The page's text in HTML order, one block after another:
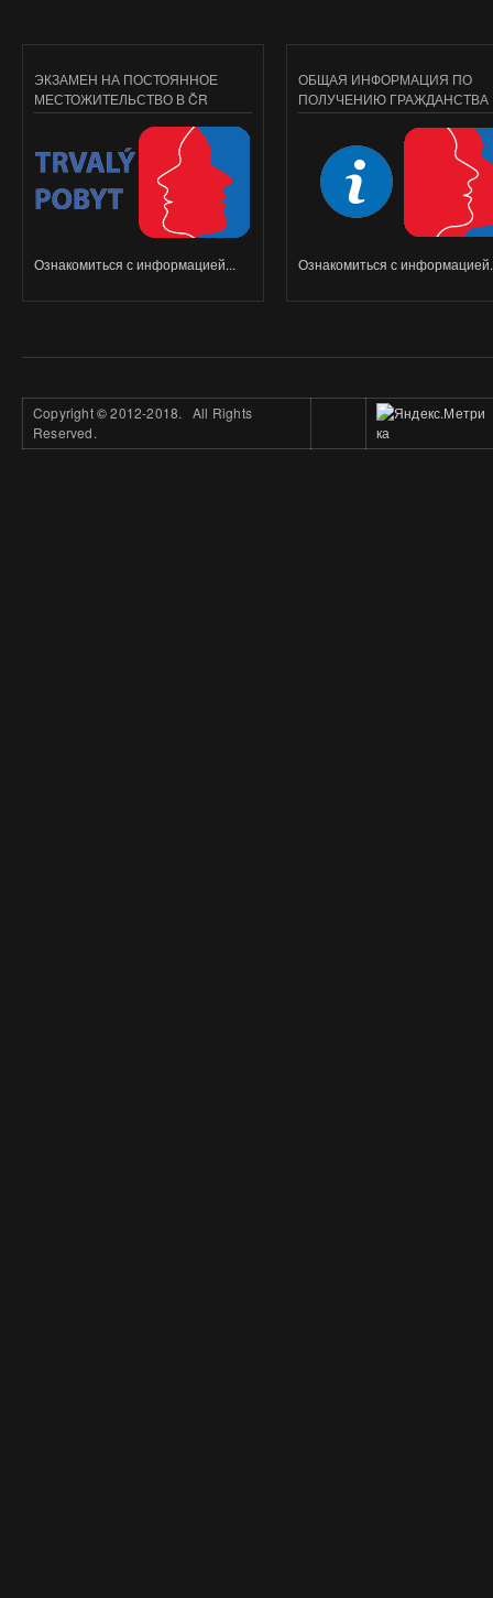
ЭКЗАМЕН НА ПОСТОЯННОЕ
МЕСТОЖИТЕЛЬСТВО В ČR
Ознакомиться с информацией...
ОБЩАЯ ИНФОРМАЦИЯ ПО
ПОЛУЧЕНИЮ ГРАЖДАНСТВА
Ознакомиться с
Copyright©2012-2018. All Rights
Reserved.